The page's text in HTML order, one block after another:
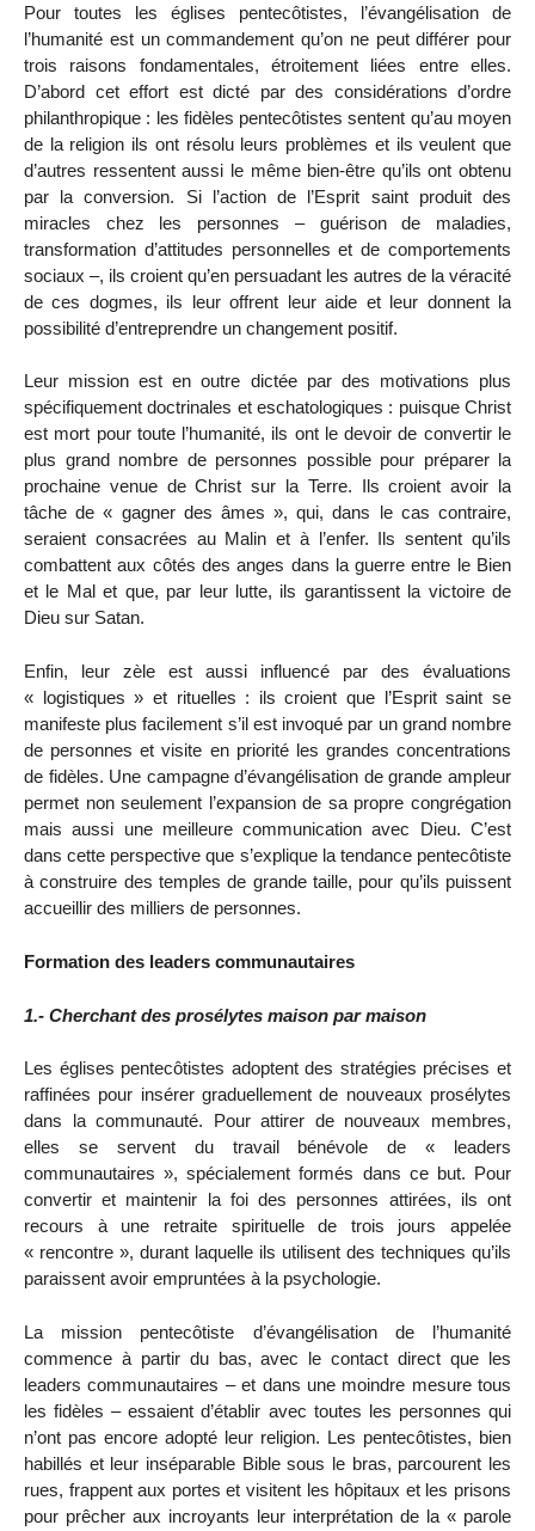
Pour toutes les églises pentecôtistes, l’évangélisation de
l’humanité est un commandement qu’on ne peut différer pour
trois raisons fondamentales, étroitement liées entre elles.
D’abord cet effort est dicté par des considérations d’ordre
philanthropique : les fidèles pentecôtistes sentent qu’au moyen
de la religion ils ont résolu leurs problèmes et ils veulent que
d’autres ressentent aussi le même bien-être qu’ils ont obtenu
par la conversion. Si l’action de l’Esprit saint produit des
miracles chez les personnes – guérison de maladies,
transformation d’attitudes personnelles et de comportements
sociaux –, ils croient qu’en persuadant les autres de la véracité
de ces dogmes, ils leur offrent leur aide et leur donnent la
possibilité d’entreprendre un changement positif.
Leur mission est en outre dictée par des motivations plus
spécifiquement doctrinales et eschatologiques : puisque Christ
est mort pour toute l’humanité, ils ont le devoir de convertir le
plus grand nombre de personnes possible pour préparer la
prochaine venue de Christ sur la Terre. Ils croient avoir la
tâche de « gagner des âmes », qui, dans le cas contraire,
seraient consacrées au Malin et à l’enfer. Ils sentent qu’ils
combattent aux côtés des anges dans la guerre entre le Bien
et le Mal et que, par leur lutte, ils garantissent la victoire de
Dieu sur Satan.
Enfin, leur zèle est aussi influencé par des évaluations
« logistiques » et rituelles : ils croient que l’Esprit saint se
manifeste plus facilement s’il est invoqué par un grand nombre
de personnes et visite en priorité les grandes concentrations
de fidèles. Une campagne d’évangélisation de grande ampleur
permet non seulement l’expansion de sa propre congrégation
mais aussi une meilleure communication avec Dieu. C’est
dans cette perspective que s’explique la tendance pentecôtiste
à construire des temples de grande taille, pour qu’ils puissent
accueillir des milliers de personnes.
Formation des leaders communautaires
1.- Cherchant des prosélytes maison par maison
Les églises pentecôtistes adoptent des stratégies précises et
raffinées pour insérer graduellement de nouveaux prosélytes
dans la communauté. Pour attirer de nouveaux membres,
elles se servent du travail bénévole de « leaders
communautaires », spécialement formés dans ce but. Pour
convertir et maintenir la foi des personnes attirées, ils ont
recours à une retraite spirituelle de trois jours appelée
« rencontre », durant laquelle ils utilisent des techniques qu’ils
paraissent avoir empruntées à la psychologie.
La mission pentecôtiste d’évangélisation de l’humanité
commence à partir du bas, avec le contact direct que les
leaders communautaires – et dans une moindre mesure tous
les fidèles – essaient d’établir avec toutes les personnes qui
n’ont pas encore adopté leur religion. Les pentecôtistes, bien
habillés et leur inséparable Bible sous le bras, parcourent les
rues, frappent aux portes et visitent les hôpitaux et les prisons
pour prêcher aux incroyants leur interprétation de la « parole